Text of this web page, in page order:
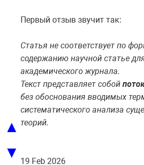
Первый отзыв звучит так:
Статья не соответствует по
содержанию научной статье
академического журнала.
Текст представляет собой
без обоснования вводимых
систематического анализа
теорий.
19 Feb 2026
▲
▼